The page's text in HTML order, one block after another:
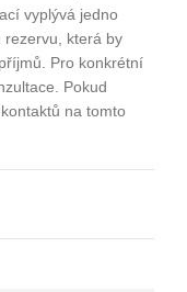
vyplývá jedno
která by
Pro konkrétní
Pokud
na tomto